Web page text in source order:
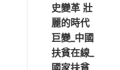
史變革 壯
麗的時代
巨變_中國
扶貧在線_